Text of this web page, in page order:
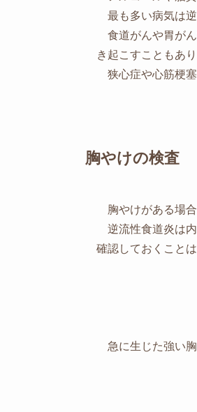
最も多い病気は逆
食道がんや胃がん
き起こすこともあり
狭心症や心筋梗塞
胸やけの検査
胸やけがある場合
逆流性食道炎は内
確認しておくことは
急に生じた強い胸